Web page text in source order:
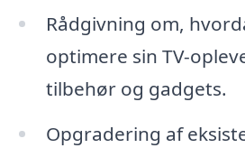
Rådgivning om,
optimere sin TV-
tilbehør og gadgets.
Opgradering af